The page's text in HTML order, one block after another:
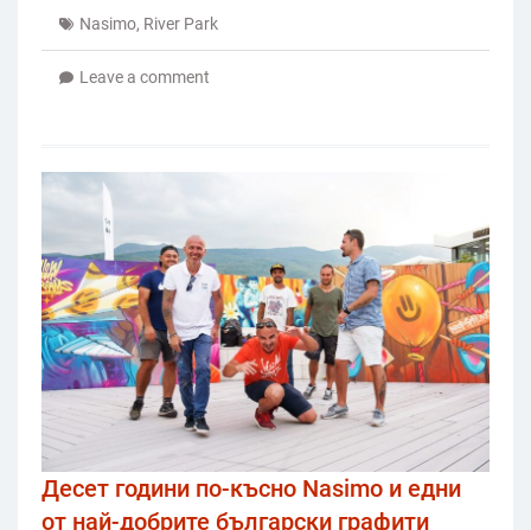
Nasimo, River Park
Leave a comment
Десет години по-късно Nasimo и едни
от най-добрите български графити